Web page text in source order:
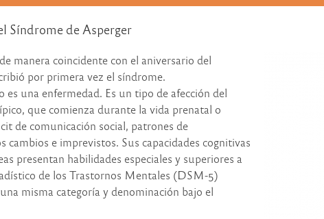
Síndrome de Asperger
manera coincidente con el aniversario del
por primera vez el síndrome.
una enfermedad. Es un tipo de afección del
que comienza durante la vida prenatal o
de comunicación social, patrones de
e imprevistos. Sus capacidades cognitivas
presentan habilidades especiales y superiores a
de los Trastornos Mentales (DSM-5)
misma categoría y denominación bajo el